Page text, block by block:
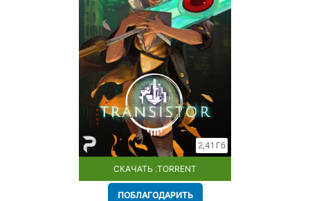
2,41 Гб
СКАЧАТЬ .TORRENT
ПОБЛАГОДАРИТЬ